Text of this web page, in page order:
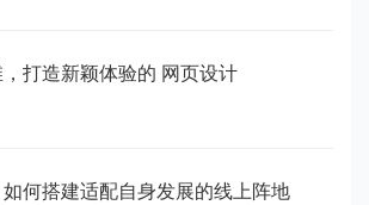
打造新颖体验的 网页设计
何搭建适配自身发展的线上阵地